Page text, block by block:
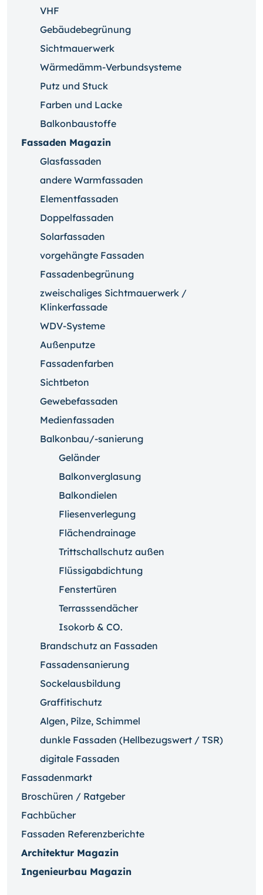
VHF
Gebäudebegrünung
Sichtmauerwerk
Wärmedämm-Verbundsysteme
Putz und Stuck
Farben und Lacke
Balkonbaustoffe
Fassaden Magazin
Glasfassaden
andere Warmfassaden
Elementfassaden
Doppelfassaden
Solarfassaden
vorgehängte Fassaden
Fassadenbegrünung
zweischaliges Sichtmauerwerk /
Klinkerfassade
WDV-Systeme
Außenputze
Fassadenfarben
Sichtbeton
Gewebefassaden
Medienfassaden
Balkonbau/-sanierung
Geländer
Balkonverglasung
Balkondielen
Fliesenverlegung
Flächendrainage
Trittschallschutz außen
Flüssigabdichtung
Fenstertüren
Terrasssendächer
Isokorb & CO.
Brandschutz an Fassaden
Fassadensanierung
Sockelausbildung
Graffitischutz
Algen, Pilze, Schimmel
dunkle Fassaden (Hellbezugswert / TSR)
digitale Fassaden
Fassadenmarkt
Broschüren / Ratgeber
Fachbücher
Fassaden Referenzberichte
Architektur Magazin
Ingenieurbau Magazin